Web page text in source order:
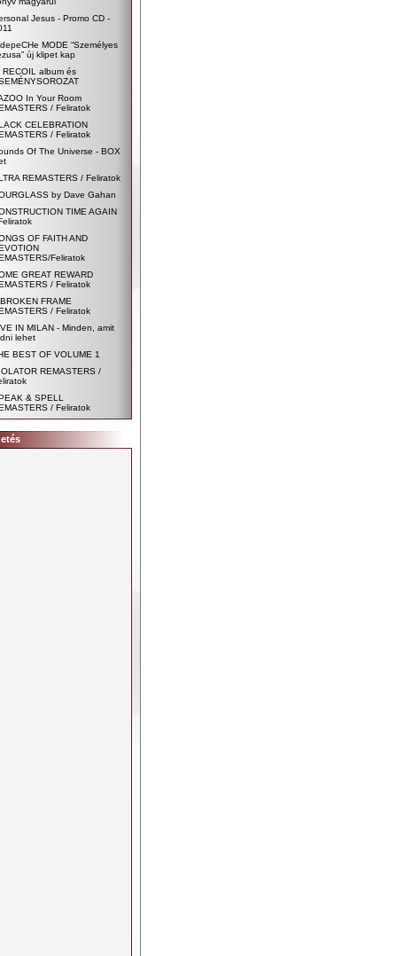
Jesus - Promo CD -
MODE “Személyes
új klipet kap
RECOIL album és
In Your Room
/ Feliratok
CELEBRATION
/ Feliratok
Of The Universe - BOX
REMASTERS / Feliratok
by Dave Gahan
TIME AGAIN
OF FAITH AND
Feliratok
GREAT REWARD
/ Feliratok
FRAME
/ Feliratok
IN MILAN - Minden, amit
lehet
BEST OF VOLUME 1
REMASTERS /
& SPELL
/ Feliratok